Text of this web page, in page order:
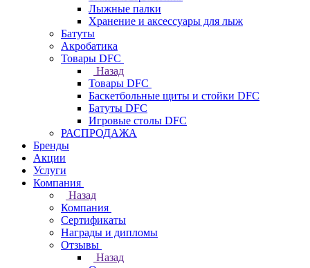
Лыжные палки
Хранение и аксессуары для лыж
Батуты
Акробатика
Товары DFC
Назад
Товары DFC
Баскетбольные щиты и стойки DFC
Батуты DFC
Игровые столы DFC
РАСПРОДАЖА
Бренды
Акции
Услуги
Компания
Назад
Компания
Сертификаты
Награды и дипломы
Отзывы
Назад